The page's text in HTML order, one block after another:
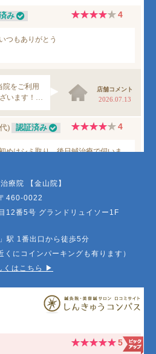
療院 【金山院】
460-0022
12番5号 グランドリュイソー1F
駅 1番出口から徒歩5分
にコインパーキングも有ります）
くはこちら ▶︎